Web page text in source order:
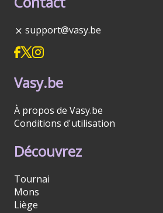
support@vasy.be
Vasy.be
À propos de Vasy.be
Conditions d'utilisation
Découvrez
Tournai
Mons
Liège